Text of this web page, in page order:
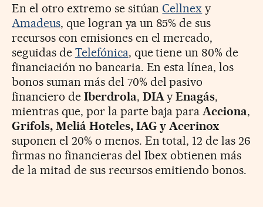
En el otro extremo se sitúan Cellnex y
Amadeus, que logran ya un 85% de sus
recursos con emisiones en el mercado,
seguidas de Telefónica, que tiene un 80% de
financiación no bancaria. En esta línea, los
bonos suman más del 70% del pasivo
financiero de Iberdrola, DIAyEnagás,
mientras que, por la parte baja paraAcciona,
Grifols, Meliá Hoteles, IAG y Acerinox
suponen el 20% o menos. En total, 12 de las 26
firmas no financieras del Ibex obtienen más
de la mitad de sus recursos emitiendo bonos.